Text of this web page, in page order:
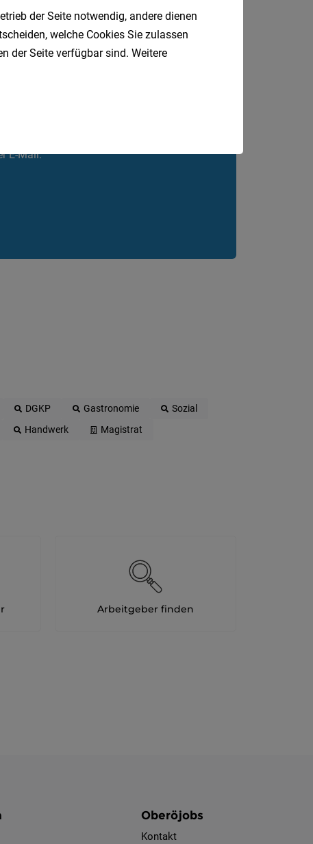
E-Mail.
DGKP Gastronomie
Sozial
Handwerk
Magistrat
Arbeitgeber finden
Oberöjobs
Kontakt
der Seite notwendig, andere dienen
welche Cookies Sie zulassen
der Seite verfügbar sind. Weitere